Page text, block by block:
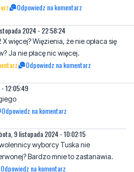
więcej? Więzienia, że nie opłaca się
Odpowiedz na komentarz
12:05:49
9 listopada 2024 - 10:02:15
wyborcy Tuska nie
Odpowiedz na komentarz
- 17:04:35
Tuska nie wywieszają flag. biało-